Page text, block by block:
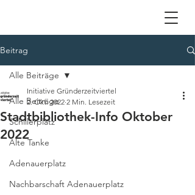
Beitrag
Alle Beiträge
Schillerplatz
Alte Tanke
Adenauerplatz
Nachbarschaft Adenauerplatz
Alle Beiträge
Stadtbibliothek-Info Oktober
2022
Initiative Gründerzeitviertel
2. Okt. 2022 2 Min. Lesezeit